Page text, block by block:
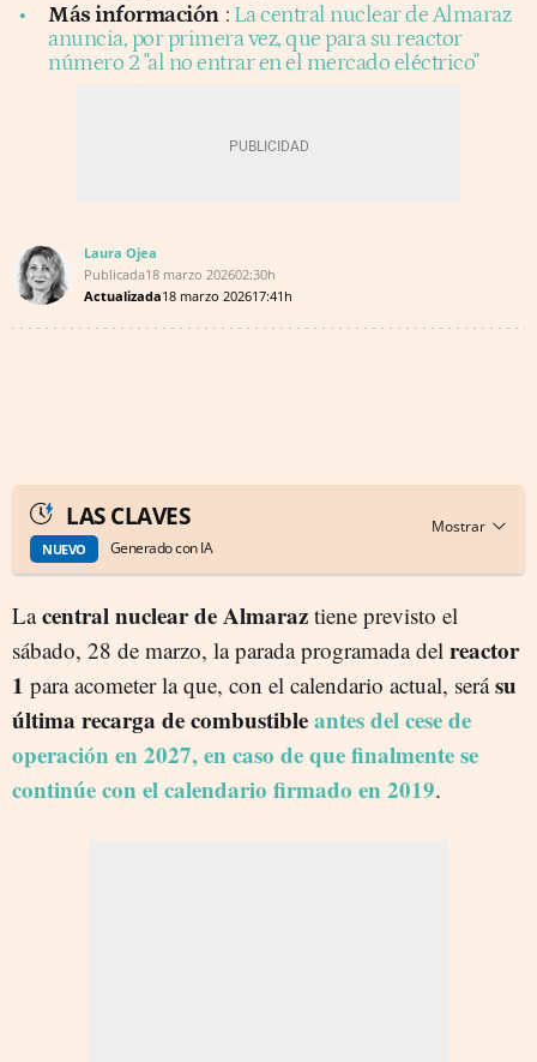
Más información : La central nuclear de Almaraz
anuncia, por primera vez, que para su reactor
número 2 "al no entrar en el mercado eléctrico"
Laura Ojea
Publicada18 marzo 202602:30h
Actualizada18 marzo 202617:41h
LAS CLAVES
NUEVO Generado con IA
Lacentral nuclear de Almaraz tiene previsto el
sábado, 28 de marzo, la parada programada del reactor
1 para acometer la que, con el calendario actual, serásu
última recarga de combustibleantes del cese de
operación en 2027, en caso de que finalmente se
continúe con el calendario firmado en 2019.